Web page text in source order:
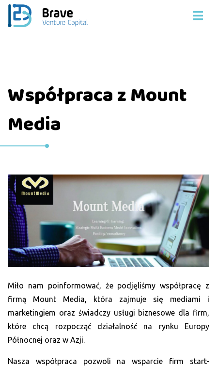
Współpraca z Mount
Media
Miło nam poinformować, że podjęliśmy współpracę z
firmą Mount Media, która zajmuje się mediami i
marketingiem oraz świadczy usługi biznesowe dla firm,
które chcą rozpocząć działalność na rynku Europy
Północnej oraz w Azji.
Nasza współpraca pozwoli na wsparcie firm start-